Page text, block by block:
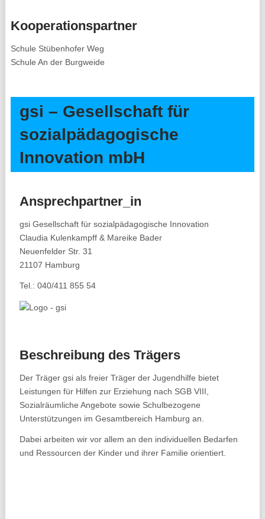
Kooperationspartner
Schule Stübenhofer Weg
Schule An der Burgweide
gsi – Gesellschaft für
sozialpädagogische
Innovation mbH
Ansprechpartner_in
gsi Gesellschaft für sozialpädagogische Innovation
Claudia Kulenkampff & Mareike Bader
Neuenfelder Str. 31
21107 Hamburg
Tel.: 040/411 855 54
Beschreibung des Trägers
Der Träger gsi als freier Träger der Jugendhilfe bietet
Leistungen für Hilfen zur Erziehung nach SGB VIII,
Sozialräumliche Angebote sowie Schulbezogene
Unterstützungen im Gesamtbereich Hamburg an.
Dabei arbeiten wir vor allem an den individuellen Bedarfen
und Ressourcen der Kinder und ihrer Familie orientiert.